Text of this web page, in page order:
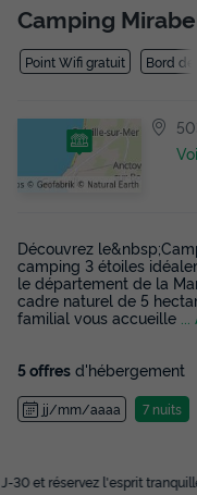
Camping
Point Wifi gratuit Bord
Découvrez
camping 3 étoiles
le département de la
cadre naturel de 5
familial vous accueille
5 offres d'hébergement
jj/mm/aaaa 7 nuits
Avec plus de 3